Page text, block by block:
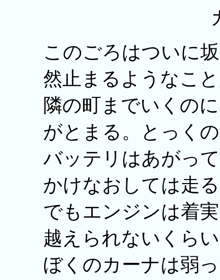
このごろはついに
然止まるようなこ
隣の町までいくの
がとまる。とっく
バッテリはあがっ
かけなおしては走
でもエンジンは着
越えられないくら
ぼくのカーナは弱